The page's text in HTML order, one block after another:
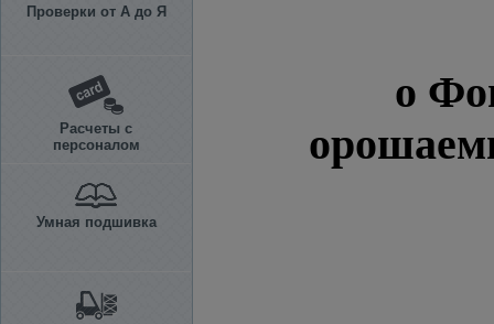
Проверки от А до Я
Расчеты с
персоналом
Умная подшивка
о